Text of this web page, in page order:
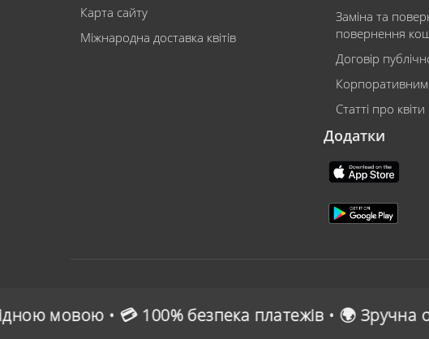
Карта сайту
Міжнародна доставка квітів
Заміна та
повернення
Договір
Корпоративним
Статті про квіти
Додатки
безпека платежів • 🌍 Зручна онлайн-оплата